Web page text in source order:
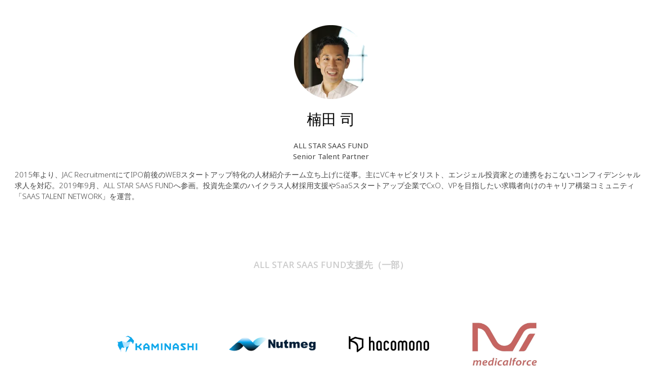
楠田 司
ALL STAR SAAS FUND
Senior Talent Partner
2015年より、JAC RecruitmentにてIPO前後のWEBスタートアップ特化の人材紹介チーム立ち上げに従事。主にVCキャピタリスト、エンジェル投資家との連携をおこないコンフィデンシャル
求人を対応。2019年9月、ALL STAR SAAS FUNDへ参画。投資先企業のハイクラス人材採用支援やSaaSスタートアップ企業でCxO、VPを目指したい求職者向けのキャリア構築コミュニティ
「SAAS TALENT NETWORK」を運営。
ALL STAR SAAS FUND支援先（一部）